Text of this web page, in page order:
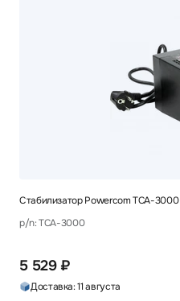
Стабилизатор Powercom TCA-3000
p/n: TCA-3000
5 529 ₽
Доставка: 11 августа